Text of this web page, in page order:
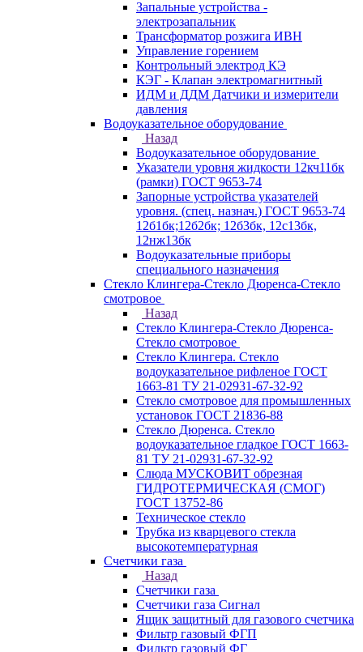
Запальные устройства -
электрозапальник
Трансформатор розжига ИВН
Управление горением
Контрольный электрод КЭ
КЭГ - Клапан электромагнитный
ИДМ и ДДМ Датчики и измерители
давления
Водоуказательное оборудование
Назад
Водоуказательное оборудование
Указатели уровня жидкости 12кч11бк
(рамки) ГОСТ 9653-74
Запорные устройства указателей
уровня. (спец. назнач.) ГОСТ 9653-74
12б1бк;12б2бк; 12б3бк, 12с13бк,
12нж13бк
Водоуказательные приборы
специального назначения
Стекло Клингера-Стекло Дюренса-Стекло
смотровое
Назад
Стекло Клингера-Стекло Дюренса-
Стекло смотровое
Стекло Клингера. Стекло
водоуказательное рифленое ГОСТ
1663-81 ТУ 21-02931-67-32-92
Стекло смотровое для промышленных
установок ГОСТ 21836-88
Стекло Дюренса. Стекло
водоуказательное гладкое ГОСТ 1663-
81 ТУ 21-02931-67-32-92
Слюда МУСКОВИТ обрезная
ГИДРОТЕРМИЧЕСКАЯ (СМОГ)
ГОСТ 13752-86
Техническое стекло
Трубка из кварцевого стекла
высокотемпературная
Счетчики газа
Назад
Счетчики газа
Счетчики газа Сигнал
Ящик защитный для газового счетчика
Фильтр газовый ФГП
Фильтр газовый ФГ